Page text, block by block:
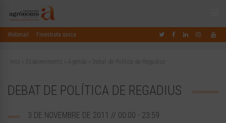
Webmail Finestreta única
Inici Esdeveniments Agenda Debat de Política de Regadius
DEBAT DE POLÍTICA DE REGADIUS
3 DE NOVEMBRE DE 2011 // 00:00 - 23:59